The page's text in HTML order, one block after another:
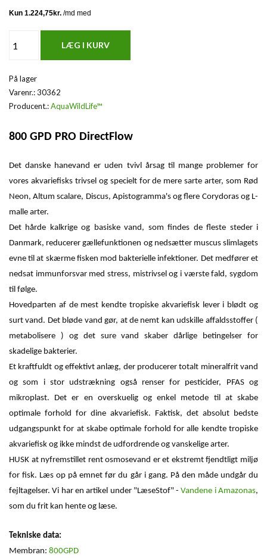
På lager
Varenr.:30362
Producent.:AquaWildLife™
800 GPD PRO DirectFlow
Det danske hanevand er uden tvivl årsag til mange problemer for
vores akvariefisks trivsel og specielt for de mere sarte arter, som Rød
Neon, Altum scalare, Discus, Apistogramma's og flere Corydoras og L-
malle arter.
Det hårde kalkrige og basiske vand, som findes de fleste steder i
Danmark, reducerer gællefunktionen og nedsætter muscus slimlagets
evne til at skærme fisken mod bakterielle infektioner. Det medfører et
nedsat immunforsvar med stress, mistrivsel og i værste fald, sygdom
til følge.
Hovedparten af de mest kendte tropiske akvariefisk lever i blødt og
surt vand. Det bløde vand gør, at de nemt kan udskille affaldsstoffer (
metabolisere ) og det sure vand skaber dårlige betingelser for
skadelige bakterier.
Et kraftfuldt og effektivt anlæg, der producerer totalt mineralfrit vand
og som i stor udstrækning også renser for pesticider, PFAS og
mikroplast. Det er en overskuelig og enkel metode til at skabe
optimale forhold for dine akvariefisk. Faktisk, det absolut bedste
udgangspunkt for at skabe optimale forhold for alle kendte tropiske
akvariefisk og ikke mindst de udfordrende og vanskelige arter.
HUSK at nyfremstillet rent osmosevand er et ekstremt fjendtligt miljø
for fisk. Læs op på emnet før du går i gang. På den måde undgår du
fejltagelser. Vi har en artikel under "LæseStof" -Vandene i Amazonas,
som du frit kan hente og læse.
Tekniske data:
Membran: 800GPD